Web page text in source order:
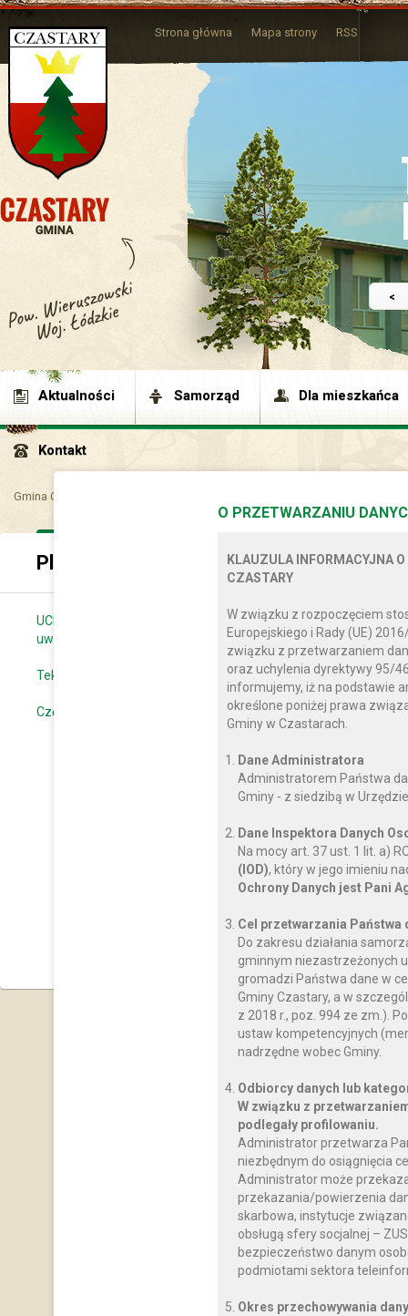
<
Strona główna Mapa strony RSS
Aktualności Samorząd Dla mieszkańca
Kontakt
Gmina Czastary
Plan zagospodarowania przestrzennego
UCHWAŁA nr XVI/87/2004 RADY GMINY z dnia 7 grudnia 2004
uwarunkowań i kierunków zagospodarowania przestrzennego
Tekst studium zawierający uwarunkowania i kierunki rozwoju
Część graficzna
O PRZETWARZANIU
KLAUZULA INFORMACYJNA
CZASTARY
W związku z rozpoczęciem
Europejskiego i Rady (UE)
związku z przetwarzaniem
oraz uchylenia dyrektywy 95/
informujemy, iż na podstawie
określone poniżej prawa
Gminy w Czastarach.
Dane Administratora
Administratorem Państwa
Gminy - z siedzibą w
Dane Inspektora Danych
Na mocy art. 37 ust. 1 lit. a)
(IOD), który w jego imieniu
Ochrony Danych jest Pani
Cel przetwarzania Państwa
Do zakresu działania
gminnym niezastrzeżonych
gromadzi Państwa dane w
Gminy Czastary, a w
z 2018 r., poz. 994 ze zm.).
ustaw kompetencyjnych
nadrzędne wobec Gminy.
Odbiorcy danych lub
W związku z
podlegały profilowaniu.
Administrator przetwarza
niezbędnym do osiągnięcia
Administrator może
przekazania/powierzenia
skarbowa, instytucje
obsługą sfery socjalnej –
bezpieczeństwo danym
podmiotami sektora
Okres przechowywania